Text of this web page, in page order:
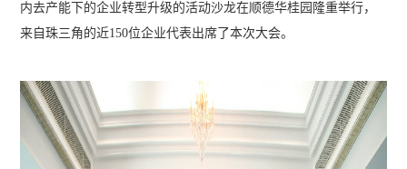
内去产能下的企业转型升级的活动沙龙在顺德华桂园隆重举行，
来自珠三角的近150位企业代表出席了本次大会。